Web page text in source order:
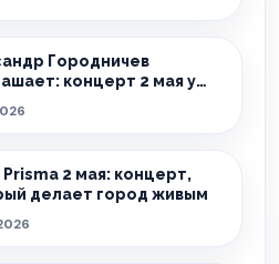
Городничев
концерт 2 мая у
Prisma 2 мая: концерт,
делает город живым